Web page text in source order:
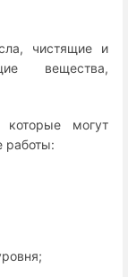
чистящие и
вещества,
которые могут
работы: